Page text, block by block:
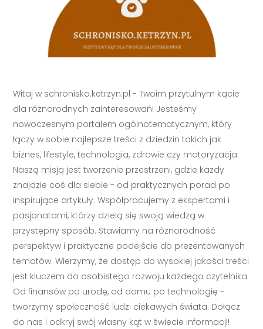
Witaj w schronisko.ketrzyn.pl - Twoim przytulnym kącie
dla różnorodnych zainteresowań! Jesteśmy
nowoczesnym portalem ogólnotematycznym, który
łączy w sobie najlepsze treści z dziedzin takich jak
biznes, lifestyle, technologia, zdrowie czy motoryzacja.
Naszą misją jest tworzenie przestrzeni, gdzie każdy
znajdzie coś dla siebie - od praktycznych porad po
inspirujące artykuły. Współpracujemy z ekspertami i
pasjonatami, którzy dzielą się swoją wiedzą w
przystępny sposób. Stawiamy na różnorodność
perspektyw i praktyczne podejście do prezentowanych
tematów. Wierzymy, że dostęp do wysokiej jakości treści
jest kluczem do osobistego rozwoju każdego czytelnika.
Od finansów po urodę, od domu po technologię -
tworzymy społeczność ludzi ciekawych świata. Dołącz
do nas i odkryj swój własny kąt w świecie informacji!